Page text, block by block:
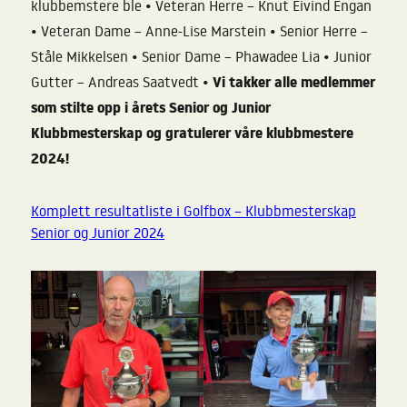
klubbemstere ble • Veteran Herre – Knut Eivind Engan
• Veteran Dame – Anne-Lise Marstein • Senior Herre –
Ståle Mikkelsen • Senior Dame – Phawadee Lia • Junior
Gutter – Andreas Saatvedt •Vi takker alle medlemmer
som stilte opp i årets Senior og Junior
Klubbmesterskap og gratulerer våre klubbmestere
2024!
Komplett resultatliste i Golfbox – Klubbmesterskap
Senior og Junior 2024